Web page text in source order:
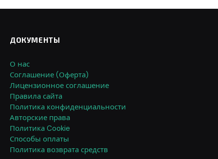
ДОКУМЕНТЫ
О нас
Соглашение (Оферта)
Лицензионное соглашение
Правила сайта
Политика конфиденциальности
Авторские права
Политика Cookie
Способы оплаты
Политика возврата средств